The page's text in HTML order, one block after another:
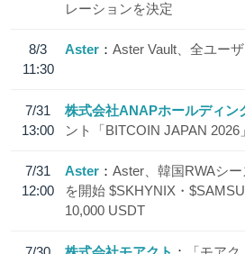
レーションを決定
8/3
11:30
Aster Aster Vault、全ユー
7/31
13:00
株式会社ANAPホールディン
ント「BITCOIN JAPAN 2026
7/31
12:00
Aster
Aster、韓国RWAシ
を開始 $SKHYNIX・
10,000 USDT